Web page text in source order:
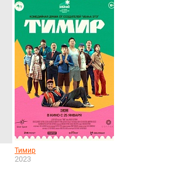
Тимир
2023